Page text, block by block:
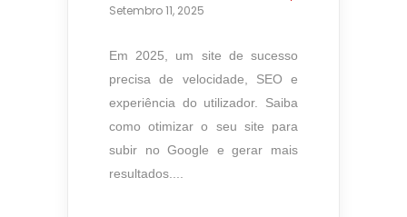
Setembro 11, 2025
Em 2025, um site de sucesso
precisa de velocidade, SEO e
experiência do utilizador. Saiba
como otimizar o seu site para
subir no Google e gerar mais
resultados....